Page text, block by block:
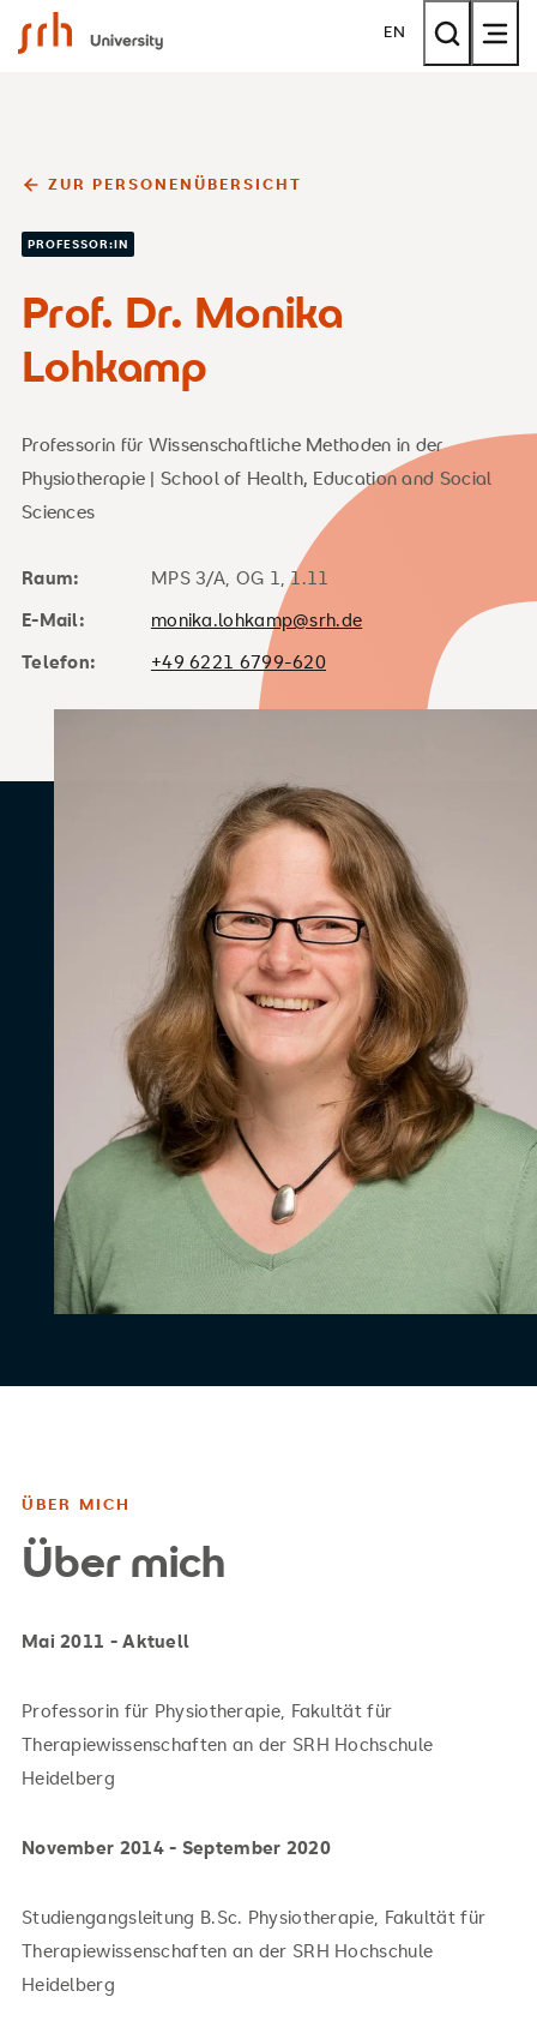
SRH University EN
ZUR PERSONENÜBERSICHT
PROFESSOR:IN
Prof. Dr. Monika
Lohkamp
Professorin für Wissenschaftliche Methoden in der
Physiotherapie | School of Health, Education and Social
Sciences
Raum:
MPS 3/A, OG 1, 1.11
E-Mail:
monika.lohkamp@srh.de
Telefon:
+49 6221 6799-620
ÜBER MICH
Über mich
Mai 2011 - Aktuell
Professorin für Physiotherapie, Fakultät für
Therapiewissenschaften an der SRH Hochschule
Heidelberg
November 2014 - September 2020
Studiengangsleitung B.Sc. Physiotherapie, Fakultät für
Therapiewissenschaften an der SRH Hochschule
Heidelberg